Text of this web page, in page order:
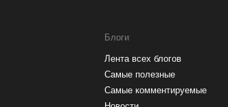
Блоги
Лента всех блогов
Самые полезные
Самые комментируемые